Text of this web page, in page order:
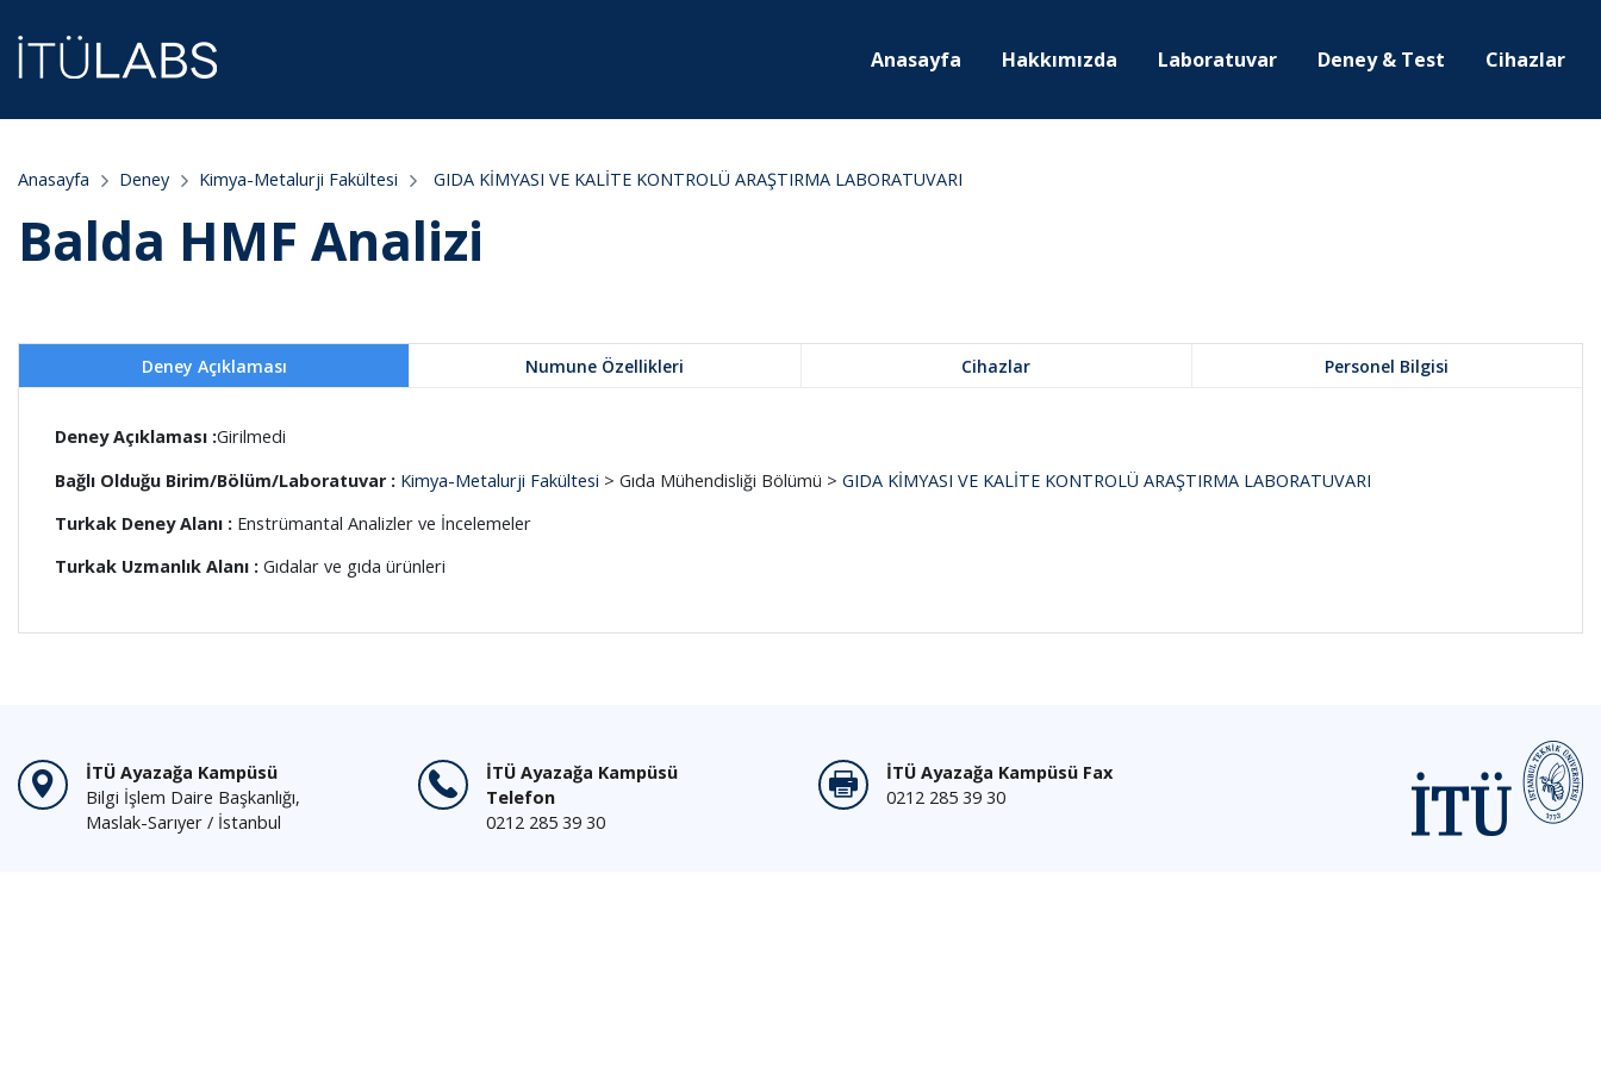
Anasayfa Hakkımızda Laboratuvar Deney & Test Cihazlar
Anasayfa Deney Kimya-Metalurji Fakültesi GIDA KİMYASI VE KALİTE KONTROLÜ ARAŞTIRMA LABORATUVARI
Balda HMF Analizi
Deney Açıklaması Numune Özellikleri Cihazlar Personel Bilgisi
Deney Açıklaması :Girilmedi
Bağlı Olduğu Birim/Bölüm/Laboratuvar : Kimya-Metalurji Fakültesi > Gıda Mühendisliği Bölümü > GIDA KİMYASI VE KALİTE KONTROLÜ ARAŞTIRMA LABORATUVARI
Turkak Deney Alanı : Enstrümantal Analizler ve İncelemeler
Turkak Uzmanlık Alanı : Gıdalar ve gıda ürünleri
İTÜ Ayazağa Kampüsü
Bilgi İşlem Daire Başkanlığı,
Maslak-Sarıyer / İstanbul
İTÜ Ayazağa Kampüsü
Telefon
0212 285 39 30
İTÜ Ayazağa Kampüsü Fax
0212 285 39 30